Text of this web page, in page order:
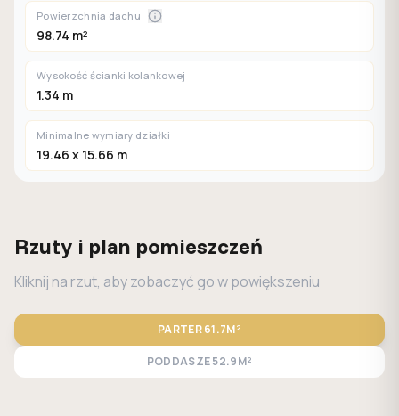
Powierzchnia dachu
98.74 m²
Wysokość ścianki kolankowej
1.34 m
Minimalne wymiary działki
19.46 x 15.66 m
Rzuty i plan pomieszczeń
Kliknij na rzut, aby zobaczyć go w powiększeniu
PARTER61.7M²
PODDASZE52.9M²